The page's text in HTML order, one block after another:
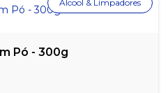
Pó - 300g
Álcool & Limpadores